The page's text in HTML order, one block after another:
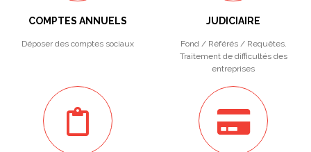
COMPTES ANNUELS
Déposer des comptes sociaux
JUDICIAIRE
Fond / Référés / Requêtes.
Traitement de difficultés des
entreprises